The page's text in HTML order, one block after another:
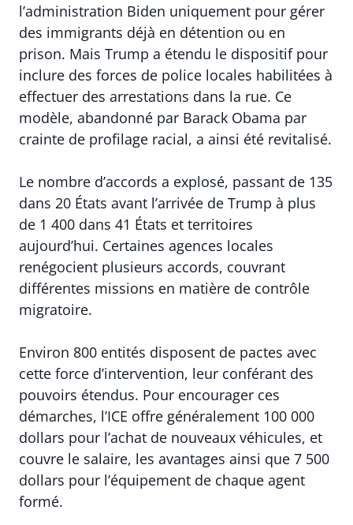
l’administration Biden uniquement pour gérer
des immigrants déjà en détention ou en
prison. Mais Trump a étendu le dispositif pour
inclure des forces de police locales habilitées à
effectuer des arrestations dans la rue. Ce
modèle, abandonné par Barack Obama par
crainte de profilage racial, a ainsi été revitalisé.
Le nombre d’accords a explosé, passant de 135
dans 20 États avant l’arrivée de Trump à plus
de 1 400 dans 41 États et territoires
aujourd’hui. Certaines agences locales
renégocient plusieurs accords, couvrant
différentes missions en matière de contrôle
migratoire.
Environ 800 entités disposent de pactes avec
cette force d’intervention, leur conférant des
pouvoirs étendus. Pour encourager ces
démarches, l’ICE offre généralement 100 000
dollars pour l’achat de nouveaux véhicules, et
couvre le salaire, les avantages ainsi que 7 500
dollars pour l’équipement de chaque agent
formé.